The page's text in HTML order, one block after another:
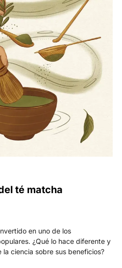
té matcha
en uno de los
¿Qué lo hace diferente y
la ciencia sobre sus beneficios?